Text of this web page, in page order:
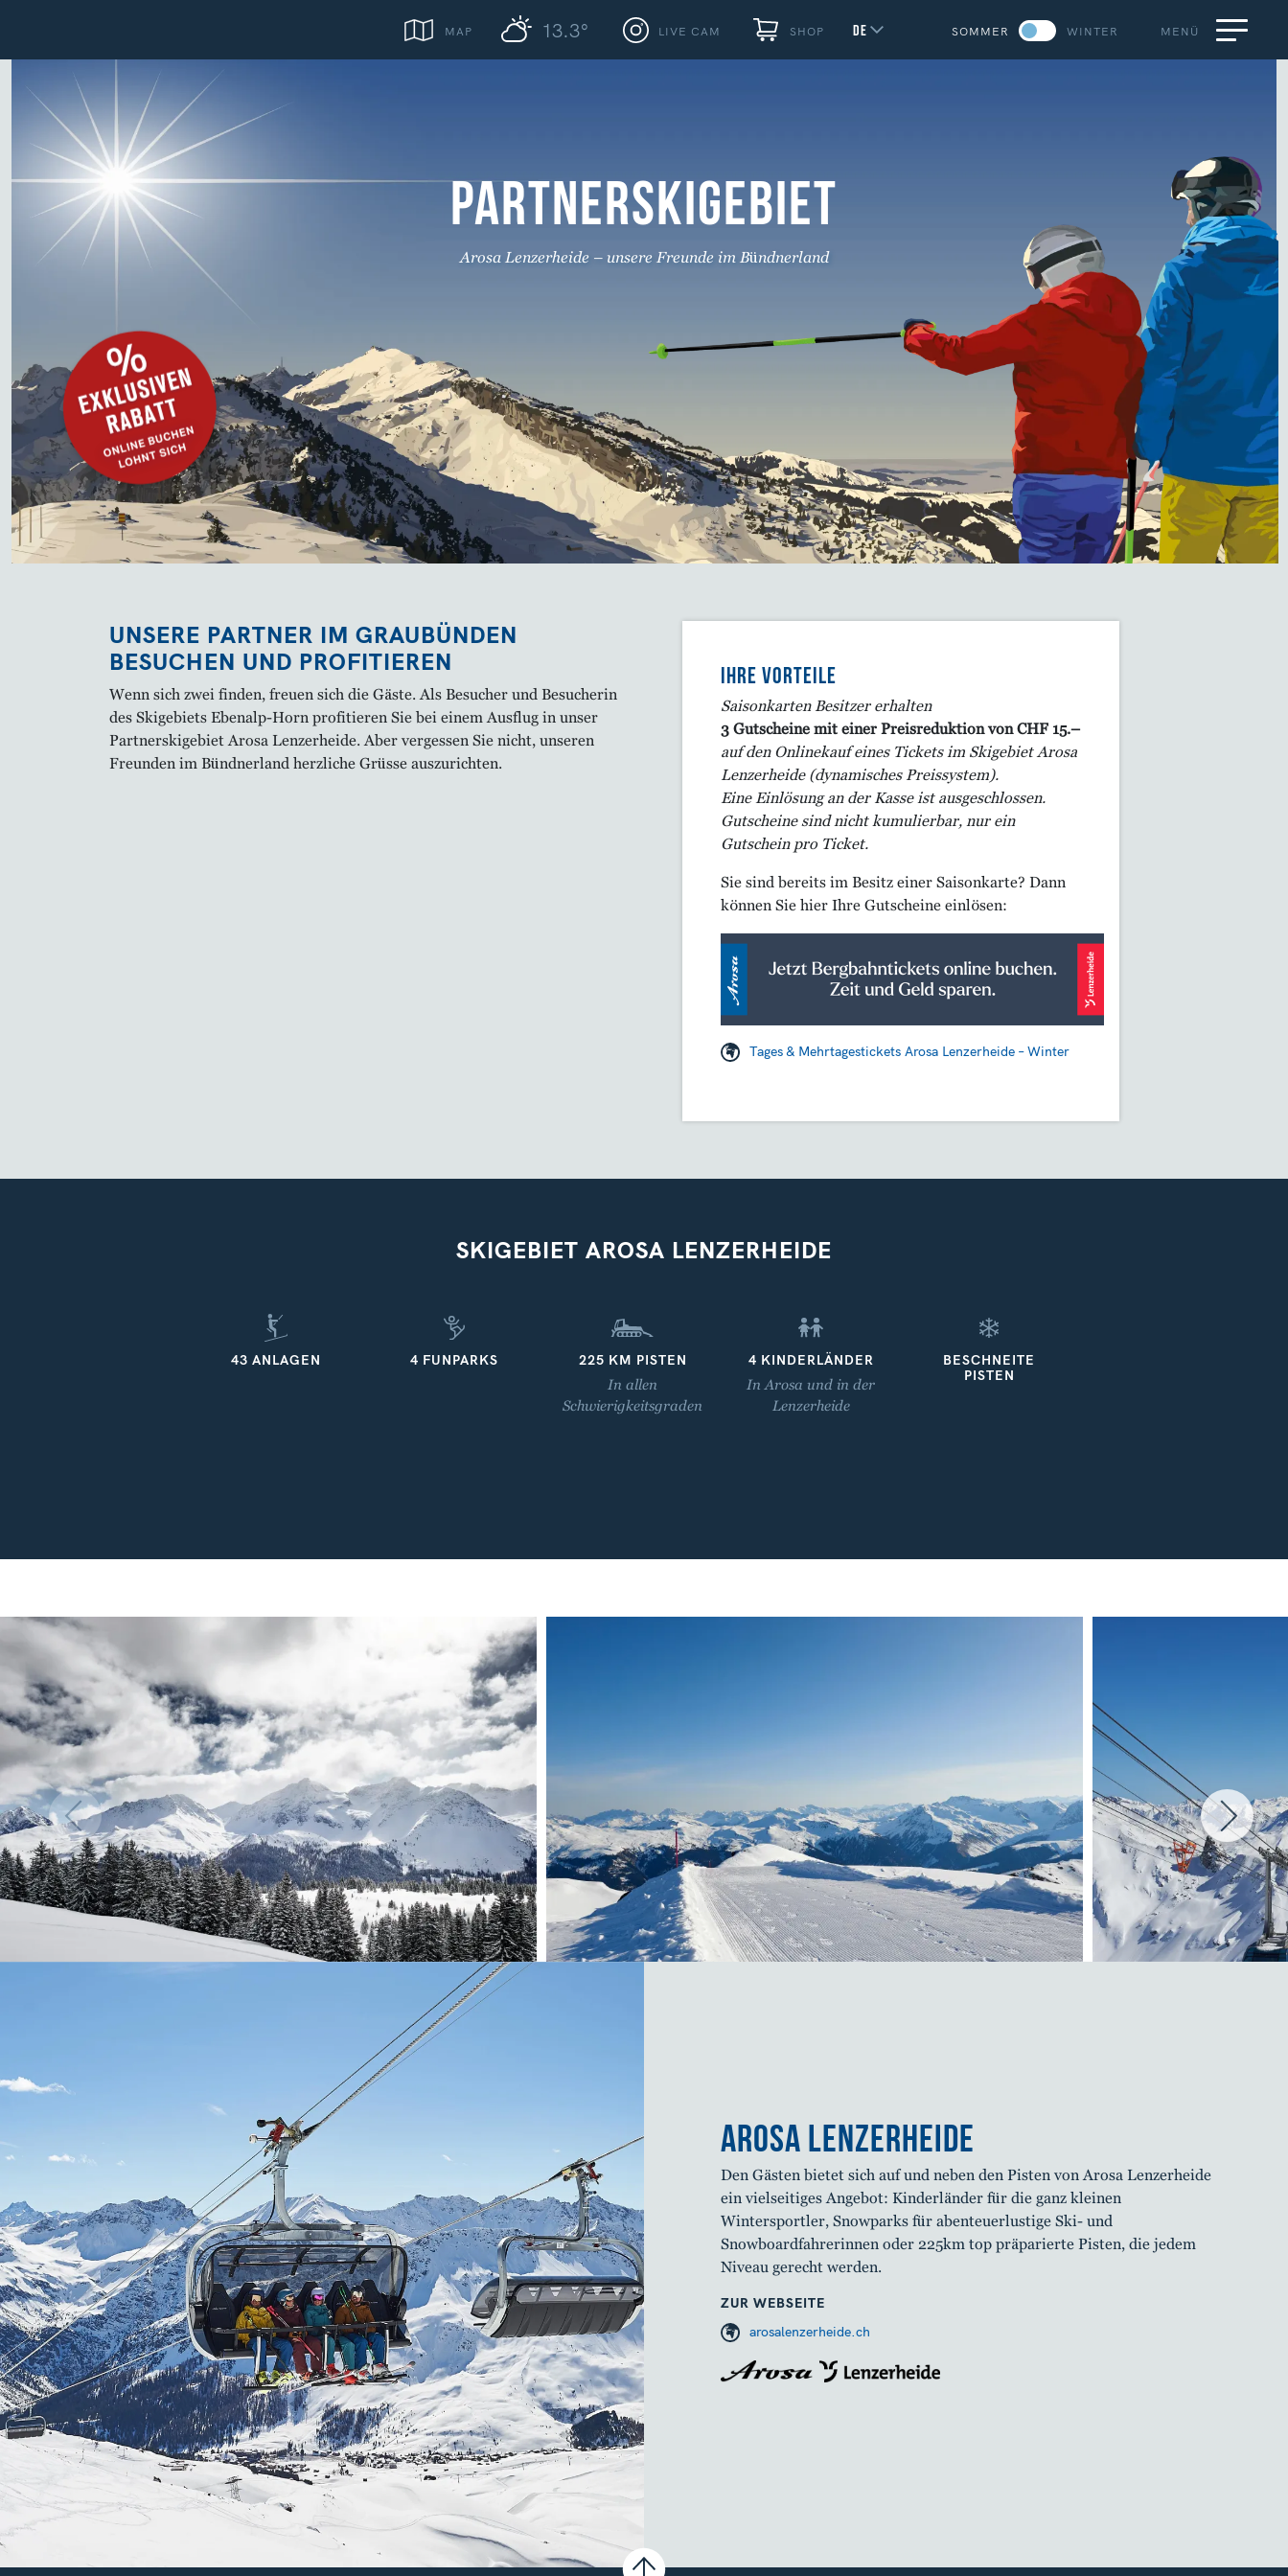
MAP 13.3° LIVE CAM SHOP DE SOMMER WINTER MENÜ
PARTNERSKIGEBIET
Arosa Lenzerheide – unsere Freunde im Bündnerland
UNSERE PARTNER IM GRAUBÜNDEN
BESUCHEN UND PROFITIEREN
Wenn sich zwei finden, freuen sich die Gäste. Als Besucher und Besucherin
des Skigebiets Ebenalp-Horn profitieren Sie bei einem Ausflug in unser
Partnerskigebiet Arosa Lenzerheide. Aber vergessen Sie nicht, unseren
Freunden im Bündnerland herzliche Grüsse auszurichten.
IHRE VORTEILE
Saisonkarten Besitzer erhalten
3 Gutscheine mit einer Preisreduktion von CHF 15.–
auf den Onlinekauf eines Tickets im Skigebiet Arosa
Lenzerheide (dynamisches Preissystem).
Eine Einlösung an der Kasse ist ausgeschlossen.
Gutscheine sind nicht kumulierbar, nur ein
Gutschein pro Ticket.
Sie sind bereits im Besitz einer Saisonkarte? Dann
können Sie hier Ihre Gutscheine einlösen:
Tages & Mehrtagestickets Arosa Lenzerheide – Winter
SKIGEBIET AROSA LENZERHEIDE
43 ANLAGEN 4 FUNPARKS 225 KM PISTEN
In allen
Schwierigkeitsgraden
4 KINDERLÄNDER
In Arosa und in der
Lenzerheide
BESCHNEITE
PISTEN
AROSA LENZERHEIDE
Den Gästen bietet sich auf und neben den Pisten von Arosa Lenzerheide
ein vielseitiges Angebot: Kinderländer für die ganz kleinen
Wintersportler, Snowparks für abenteuerlustige Ski- und
Snowboardfahrerinnen oder 225km top präparierte Pisten, die jedem
Niveau gerecht werden.
ZUR WEBSEITE
arosalenzerheide.ch